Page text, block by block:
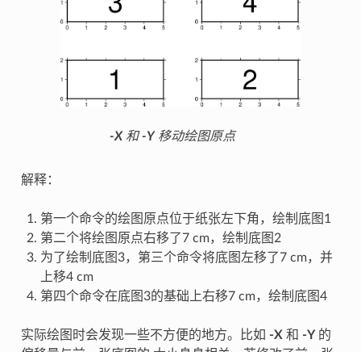
-X 和-Y 移动绘图原点
解释：
第一个命令的绘图原点位于纸张左下角，绘制底图1
第二个将绘图原点右移了7 cm，绘制底图2
为了绘制底图3，第三个命令将底图左移了7 cm，并
上移4 cm
第四个命令在底图3的基础上右移7 cm，绘制底图4
实际绘图时会发现一些不方便的地方。比如 -X 和 -Y的